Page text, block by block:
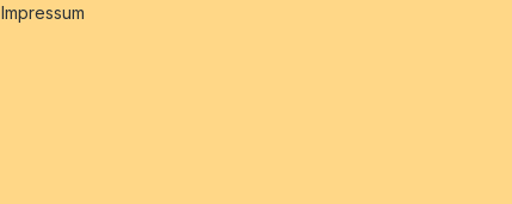
Impressum